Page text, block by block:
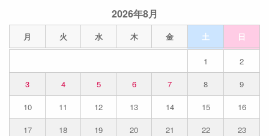
2026年8月
月 火 水 木 金 土 日
1
2
3
4 5 6 7 8
9
10
11 12 13 14 15
16
17
18 19 20 21 22
23